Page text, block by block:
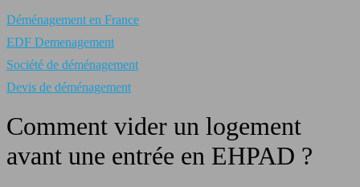
Déménagement en France
EDF Demenagement
Société de déménagement
Devis de déménagement
Comment vider un logement
avant une entrée en EHPAD ?